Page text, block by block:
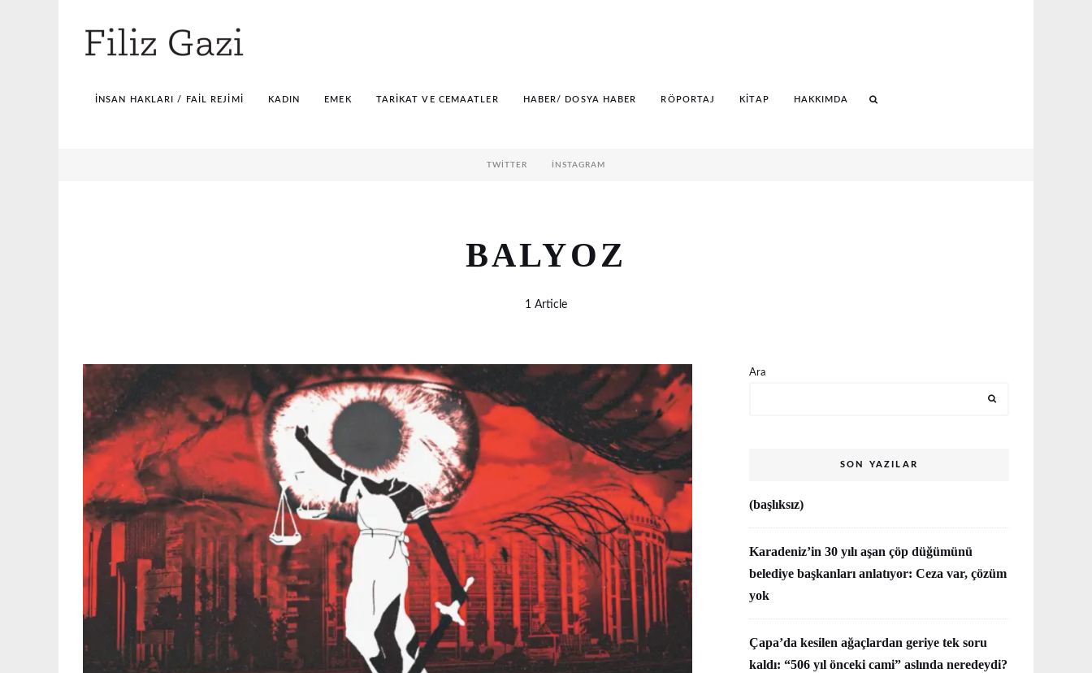
İNSAN HAKLARI / FAIL REJIMI KADIN EMEK TARIKAT VE CEMAATLER HABER/ DOSYA HABER RÖPORTAJ KITAP HAKKIMDA
TWITTER İNSTAGRAM
BALYOZ
1 Article
Ara
SON YAZILAR
(başlıksız)
Karadeniz’in 30 yılı aşan çöp düğümünü
belediye başkanları anlatıyor: Ceza var, çözüm
yok
Çapa’da kesilen ağaçlardan geriye tek soru
kaldı: “506 yıl önceki cami” aslında neredeydi?